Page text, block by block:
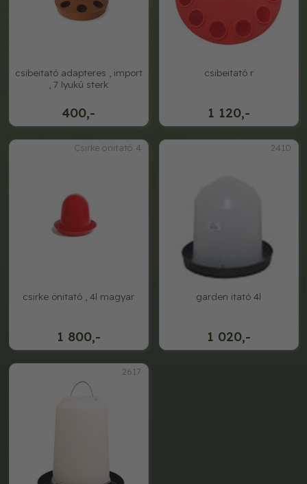
400,-
csibeitató adapteres , import
, 7 lyukú sterk
1 120,-
csibeitató r
Csirke önitató 4
1 800,-
csirke önitató , 4l magyar
2410
1 020,-
garden itató 4l
2617